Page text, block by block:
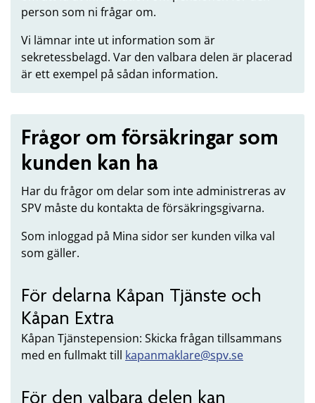
person som ni frågar om.
Vi lämnar inte ut information som är
sekretessbelagd. Var den valbara delen är placerad
är ett exempel på sådan information.
Frågor om försäkringar som
kunden kan ha
Har du frågor om delar som inte administreras av
SPV måste du kontakta de försäkringsgivarna.
Som inloggad på Mina sidor ser kunden vilka val
som gäller.
För delarna Kåpan Tjänste och
Kåpan Extra
Kåpan Tjänstepension: Skicka frågan tillsammans
med en fullmakt till kapanmaklare@spv.se
För den valbara delen kan